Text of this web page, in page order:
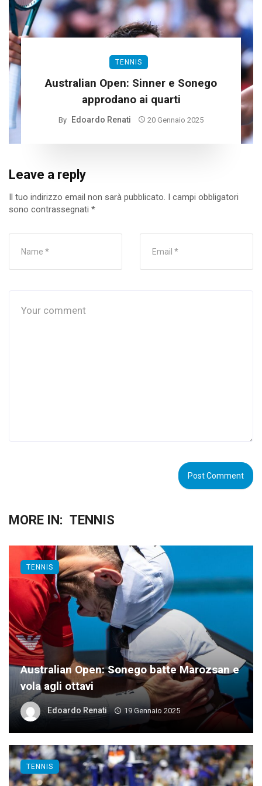
TENNIS
Australian Open: Sinner e Sonego
approdano ai quarti
By Edoardo Renati 20 Gennaio 2025
Leave a reply
Il tuo indirizzo email non sarà pubblicato. I campi obbligatori
sono contrassegnati *
MORE IN: TENNIS
Australian Open: Sonego batte Marozsan e
vola agli ottavi
Edoardo Renati 19 Gennaio 2025
TENNIS
TENNIS